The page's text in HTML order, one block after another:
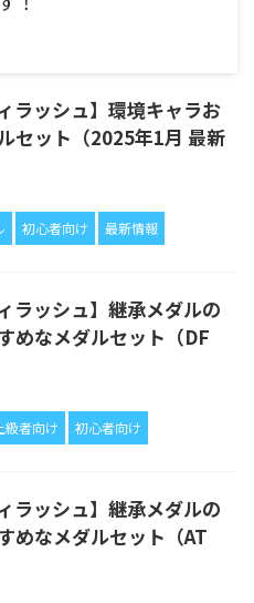
ラッシュ】環境キャラお
セット（2025年1月 最新
初心者向け 最新情報
ラッシュ】継承メダルの
めなメダルセット（DF
級者向け 初心者向け
ラッシュ】継承メダルの
めなメダルセット（AT